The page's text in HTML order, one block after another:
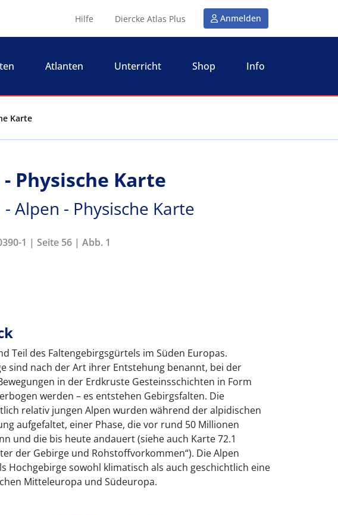
Hilfe Diercke Atlas Plus Anmelden
Atlanten Unterricht Shop Info
Karte
Physische Karte
Alpen - Physische Karte
1 | Seite 56 | Abb. 1
Teil des Faltengebirgsgürtels im Süden Europas.
sind nach der Art ihrer Entstehung benannt, bei der
in der Erdkruste Gesteinsschichten in Form
werden – es entstehen Gebirgsfalten. Die
relativ jungen Alpen wurden während der alpidischen
aufgefaltet, einer Phase, die vor rund 50 Millionen
und die bis heute andauert (siehe auch Karte 72.1
der Gebirge und Rohstoffvorkommen“). Die Alpen
Hochgebirge sowohl klimatisch als auch geschichtlich eine
Mitteleuropa und Südeuropa.